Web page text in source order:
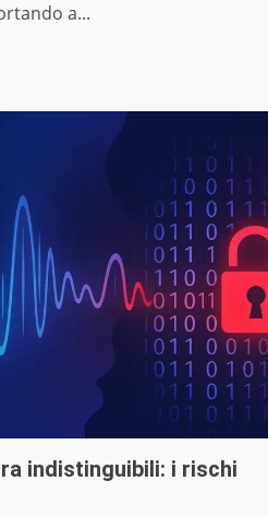
a...
indistinguibili: i rischi